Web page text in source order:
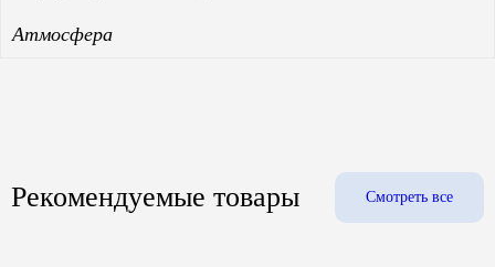
Атмосфера
Рекомендуемые товары Смотреть все